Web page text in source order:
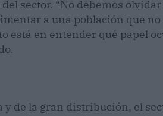
sector. “No debemos
a una población que
está en entender qué papel
y de la gran distribución, el